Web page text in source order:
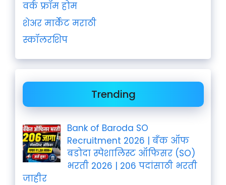
वर्क फ्रॉम होम
शेअर मार्केट मराठी
स्कॉलरशिप
Trending
Bank of Baroda SO
Recruitment 2026 | बँक ऑफ
बडोदा स्पेशालिस्ट ऑफिसर (SO)
भरती 2026 | 206 पदांसाठी भरती
जाहीर